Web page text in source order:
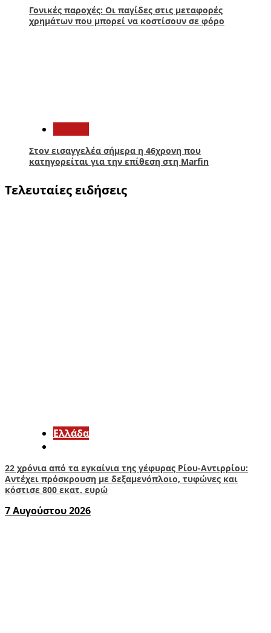
Γονικές παροχές: Οι παγίδες στις μεταφορές
χρημάτων που μπορεί να κοστίσουν σε φόρο
Στον εισαγγελέα σήμερα η 46χρονη που
κατηγορείται για την επίθεση στη Marfin
Τελευταίες ειδήσεις
Ελλάδα
22 χρόνια από τα εγκαίνια της γέφυρας Ρίου-Αντιρρίου:
Αντέχει πρόσκρουση με δεξαμενόπλοιο, τυφώνες και
κόστισε 800 εκατ. ευρώ
7 Αυγούστου 2026